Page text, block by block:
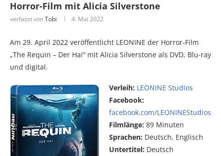
Horror-Film mit Alicia Silverstone
verfasst vonTobi 4. Mai 2022
Am 29. April 2022 veröffentlicht LEONINE der Horror-Film
„The Requin – Der Hai“ mit Alicia Silverstone als DVD, Blu-ray
und digital.
Verleih: LEONINE Studios
Facebook:
facebook.com/LEONINEStudios
Filmlänge: 89 Minuten
Sprachen: Deutsch, Englisch
Untertitel: Deutsch